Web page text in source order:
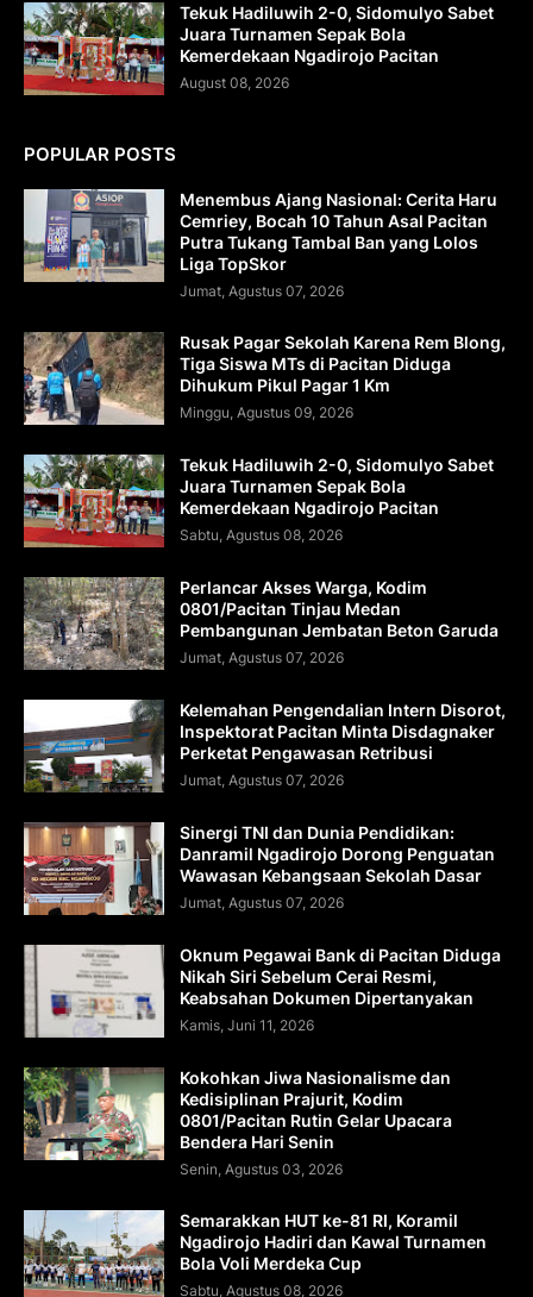
Tekuk Hadiluwih 2-0, Sidomulyo Sabet
Juara Turnamen Sepak Bola
Kemerdekaan Ngadirojo Pacitan
August 08, 2026
POPULAR POSTS
Menembus Ajang Nasional: Cerita Haru
Cemriey, Bocah 10 Tahun Asal Pacitan
Putra Tukang Tambal Ban yang Lolos
Liga TopSkor
Jumat, Agustus 07, 2026
Rusak Pagar Sekolah Karena Rem Blong,
Tiga Siswa MTs di Pacitan Diduga
Dihukum Pikul Pagar 1 Km
Minggu, Agustus 09, 2026
Tekuk Hadiluwih 2-0, Sidomulyo Sabet
Juara Turnamen Sepak Bola
Kemerdekaan Ngadirojo Pacitan
Sabtu, Agustus 08, 2026
Perlancar Akses Warga, Kodim
0801/Pacitan Tinjau Medan
Pembangunan Jembatan Beton Garuda
Jumat, Agustus 07, 2026
Kelemahan Pengendalian Intern Disorot,
Inspektorat Pacitan Minta Disdagnaker
Perketat Pengawasan Retribusi
Jumat, Agustus 07, 2026
Sinergi TNI dan Dunia Pendidikan:
Danramil Ngadirojo Dorong Penguatan
Wawasan Kebangsaan Sekolah Dasar
Jumat, Agustus 07, 2026
Oknum Pegawai Bank di Pacitan Diduga
Nikah Siri Sebelum Cerai Resmi,
Keabsahan Dokumen Dipertanyakan
Kamis, Juni 11, 2026
Kokohkan Jiwa Nasionalisme dan
Kedisiplinan Prajurit, Kodim
0801/Pacitan Rutin Gelar Upacara
Bendera Hari Senin
Senin, Agustus 03, 2026
Semarakkan HUT ke-81 RI, Koramil
Ngadirojo Hadiri dan Kawal Turnamen
Bola Voli Merdeka Cup
Sabtu, Agustus 08, 2026